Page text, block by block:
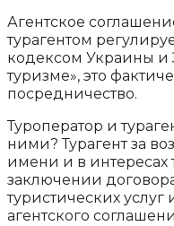
Агентское
турагентом
кодексом Украины
туризме», это
посредничество.
Туроператор и
ними? Турагент за
имени и в интересах
заключении
туристических
агентского